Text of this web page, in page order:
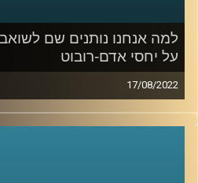
למה אנחנו נותנים שם
על יחסי אדם-רובוט
17/08/2022
זה כנראה לא יפתיע אף אחד
רובוטים יקחו חלק יותר משמעותי